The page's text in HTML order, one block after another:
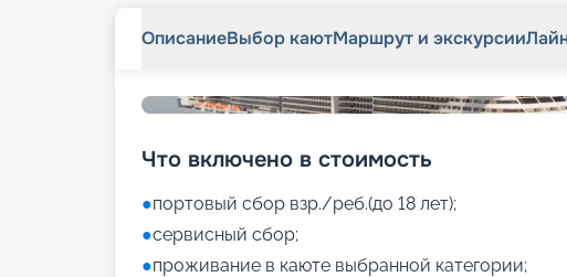
ОписаниеВыбор каютМаршрут и экскурсии
Что включено в стоимость
●портовый сбор взр./реб.(до 18 лет);
●сервисный сбор;
●проживание в каюте выбранной категории;